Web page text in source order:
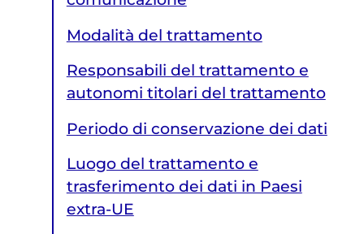
Modalità del trattamento
Responsabili del trattamento e
autonomi titolari del trattamento
Periodo di conservazione dei dati
Luogo del trattamento e
trasferimento dei dati in Paesi
extra-UE